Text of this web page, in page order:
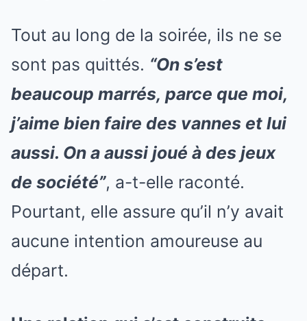
Tout au long de la soirée, ils ne se
sont pas quittés. “On s’est
beaucoup marrés, parce que moi,
j’aime bien faire des vannes et lui
aussi. On a aussi joué à des jeux
de société”, a-t-elle raconté.
Pourtant, elle assure qu’il n’y avait
aucune intention amoureuse au
départ.